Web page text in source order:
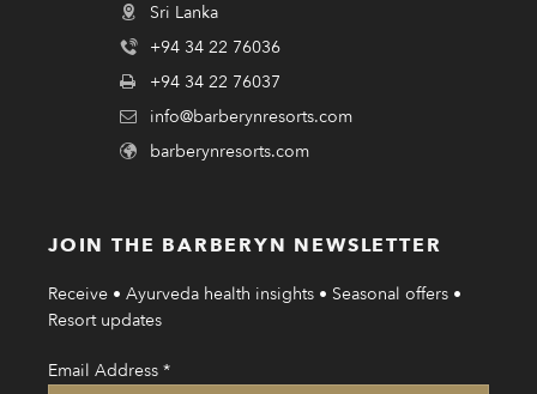
Sri Lanka
+94 34 22 76036
+94 34 22 76037
info@barberynresorts.com
barberynresorts.com
JOIN THE BARBERYN NEWSLETTER
Receive • Ayurveda health insights • Seasonal offers •
Resort updates
Email Address *